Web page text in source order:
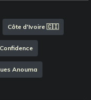
Côte d'Ivoire 🇨🇮
Anouma